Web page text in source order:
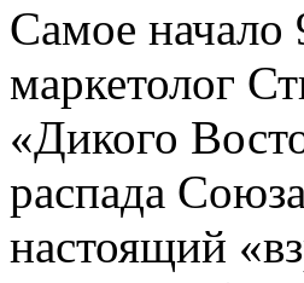
Самое
маркетолог
«Дикого
распада
настоящий